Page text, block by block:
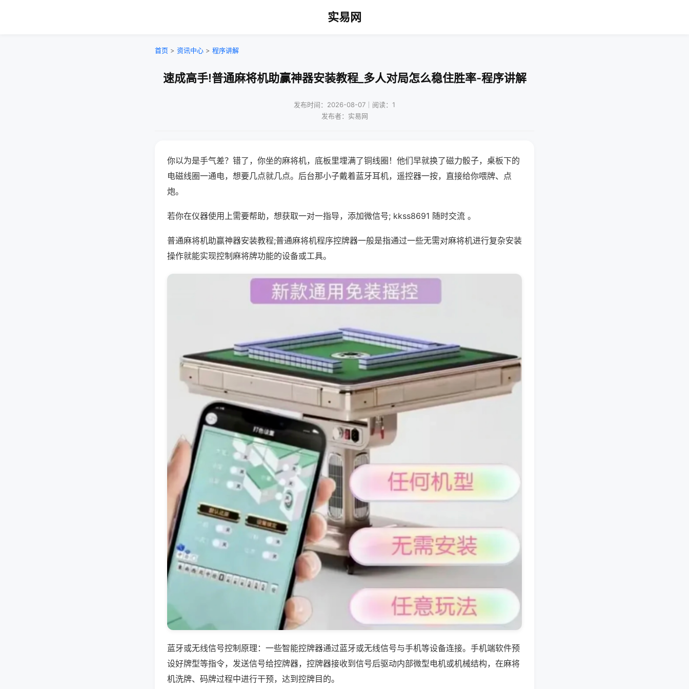
实易网
首页 > 资讯中心 > 程序讲解
速成高手!普通麻将机助赢神器安装教程_多人对局怎么稳住胜率-程序讲解
发布时间：2026-08-07｜阅读：1
发布者：实易网
你以为是手气差？错了，你坐的麻将机，底板里埋满了铜线圈！他们早就换了磁力骰子，桌板下的
电磁线圈一通电，想要几点就几点。后台那小子戴着蓝牙耳机，遥控器一按，直接给你喂牌、点
炮。
若你在仪器使用上需要帮助，想获取一对一指导，添加微信号; kkss8691 随时交流 。
普通麻将机助赢神器安装教程;普通麻将机程序控牌器一般是指通过一些无需对麻将机进行复杂安装
操作就能实现控制麻将牌功能的设备或工具。
蓝牙或无线信号控制原理：一些智能控牌器通过蓝牙或无线信号与手机等设备连接。手机端软件预
设好牌型等指令，发送信号给控牌器，控牌器接收到信号后驱动内部微型电机或机械结构，在麻将
机洗牌、码牌过程中进行干预，达到控牌目的。